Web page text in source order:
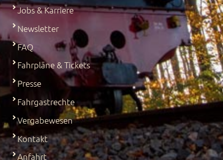
Jobs & Karriere
Newsletter
FAQ
Fahrpläne & Tickets
Presse
Fahrgastrechte
Vergabewesen
Kontakt
Anfahrt